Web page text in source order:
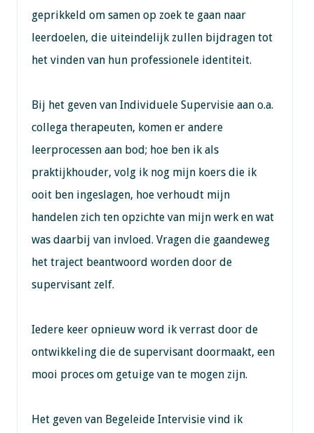
geprikkeld om samen op zoek te gaan naar
leerdoelen, die uiteindelijk zullen bijdragen tot
het vinden van hun professionele identiteit.
Bij het geven van Individuele Supervisie aan o.a.
collega therapeuten, komen er andere
leerprocessen aan bod; hoe ben ik als
praktijkhouder, volg ik nog mijn koers die ik
ooit ben ingeslagen, hoe verhoudt mijn
handelen zich ten opzichte van mijn werk en wat
was daarbij van invloed. Vragen die gaandeweg
het traject beantwoord worden door de
supervisant zelf.
Iedere keer opnieuw word ik verrast door de
ontwikkeling die de supervisant doormaakt, een
mooi proces om getuige van te mogen zijn.
Het geven van Begeleide Intervisie vind ik